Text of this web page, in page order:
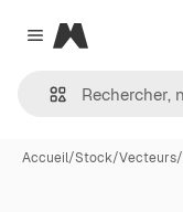
Close menu
Magnific
Accueil/Stock/Vecteurs/